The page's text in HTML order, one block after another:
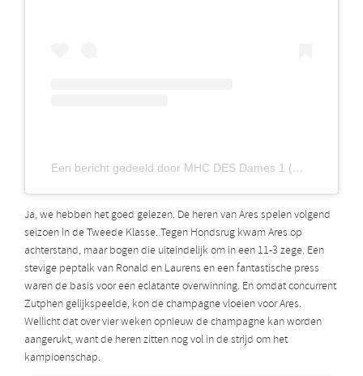
Een bericht gedeeld door MHC DES Dames 1 (@mhcdesdames1)
Ja, we hebben het goed gelezen. De heren van Ares spelen volgend
seizoen in de Tweede Klasse. Tegen Hondsrug kwam Ares op
achterstand, maar bogen die uiteindelijk om in een 11-3 zege. Een
stevige peptalk van Ronald en Laurens en een fantastische press
waren de basis voor een eclatante overwinning. En omdat concurrent
Zutphen gelijkspeelde, kon de champagne vloeien voor Ares.
Wellicht dat over vier weken opnieuw de champagne kan worden
aangerukt, want de heren zitten nog vol in de strijd om het
kampioenschap.